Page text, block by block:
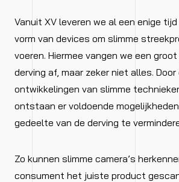
Vanuit XV leveren we al een enige
vorm van devices om slimme
voeren. Hiermee vangen we een
derving af, maar zeker niet alles. Door
ontwikkelingen van slimme
ontstaan er voldoende
gedeelte van de derving te
Zo kunnen slimme camera’s
consument het juiste product